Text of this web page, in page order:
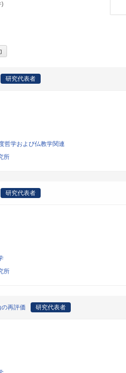
)
研究代表者
哲学および仏教学関連
所
研究代表者
所
再評価 研究代表者